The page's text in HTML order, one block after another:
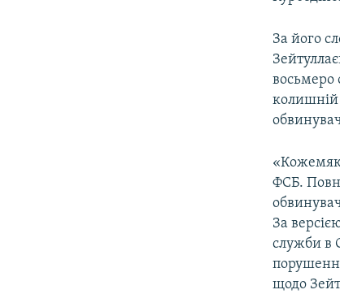
За його
восьмеро
колишній
ФСБ.
За
служби в
щодо